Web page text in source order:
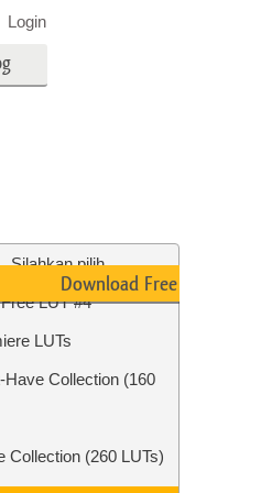
Login
Silahkan pilih
LUT #4
LUTs
Have Collection (160
Collection (260 LUTs)
Download Free LUT